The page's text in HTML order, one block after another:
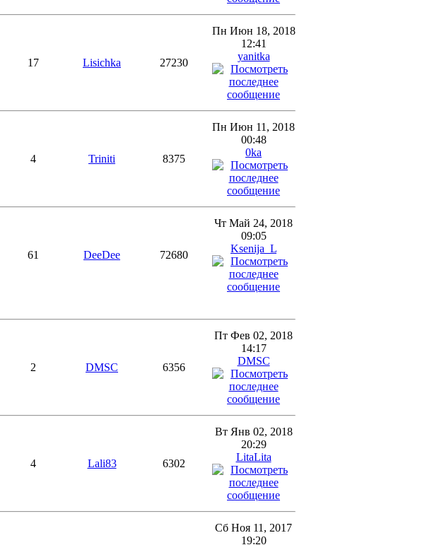
17 Lisichka 27230
Пн Июн 18, 2018
12:41
yanitka
4 Triniti 8375
Пн Июн 11, 2018
00:48
0ka
61 DeeDee 72680
Чт Май 24, 2018
09:05
Ksenija_L
2 DMSC 6356
Пт Фев 02, 2018
14:17
DMSC
4 Lali83 6302
Вт Янв 02, 2018
20:29
LitaLita
Сб Ноя 11, 2017
19:20